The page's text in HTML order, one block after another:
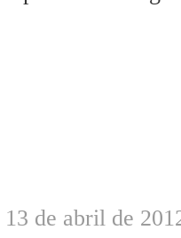
13 de abril de